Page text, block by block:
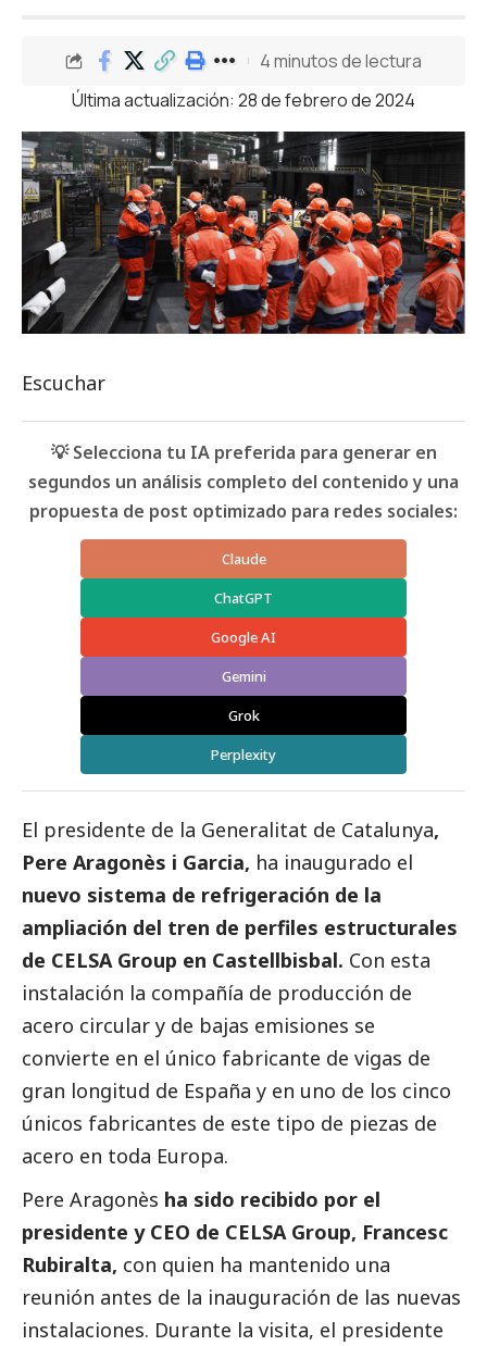
Última actualización: 28 de febrero de 2024
4 minutos de lectura
Escuchar
💡 Selecciona tu IA preferida para generar en
segundos un análisis completo del contenido y una
propuesta de post optimizado para redes sociales:
Claude
ChatGPT
Google AI
Gemini
Grok
Perplexity
El presidente de la Generalitat de Catalunya,
Pere Aragonès i Garcia, ha inaugurado el
nuevo sistema de refrigeración de la
ampliación del tren de perfiles estructurales
de CELSA Group en Castellbisbal. Con esta
instalación la compañía de producción de
acero circular y de bajas emisiones se
convierte en el único fabricante de vigas de
gran longitud de España y en uno de los cinco
únicos fabricantes de este tipo de piezas de
acero en toda Europa.
Pere Aragonès ha sido recibido por el
presidente y CEO de CELSA Group, Francesc
Rubiralta, con quien ha mantenido una
reunión antes de la inauguración de las nuevas
instalaciones. Durante la visita, el presidente